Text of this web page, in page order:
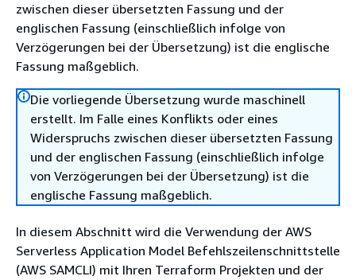
zwischen dieser übersetzten Fassung und der
englischen Fassung (einschließlich infolge von
Verzögerungen bei der Übersetzung) ist die englische
Fassung maßgeblich.
Die vorliegende Übersetzung wurde maschinell
erstellt. Im Falle eines Konflikts oder eines
Widerspruchs zwischen dieser übersetzten Fassung
und der englischen Fassung (einschließlich infolge
von Verzögerungen bei der Übersetzung) ist die
englische Fassung maßgeblich.
In diesem Abschnitt wird die Verwendung der AWS
Serverless Application Model Befehlszeilenschnittstelle
(AWS SAMCLI) mit Ihren Terraform Projekten und der